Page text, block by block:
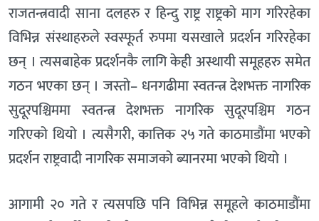
राजतन्त्रवादी साना दलहरु र हिन्दु राष्ट्र राष्ट्रको माग गरिरहेका
विभिन्न संस्थाहरुले स्वस्फूर्त रुपमा यसखाले प्रदर्शन गरिरहेका
छन् । त्यसबाहेक प्रदर्शनकै लागि केही अस्थायी समूहहरु समेत
गठन भएका छन् । जस्तो– धनगढीमा स्वतन्त्र देशभक्त नागरिक
सुदूरपश्चिममा स्वतन्त्र देशभक्त नागरिक सुदूरपश्चिम गठन
गरिएको थियो । त्यसैगरी, कात्तिक २५ गते काठमाडौंमा भएको
प्रदर्शन राष्ट्रवादी नागरिक समाजको ब्यानरमा भएको थियो ।
आगामी २० गते र त्यसपछि पनि विभिन्न समूहले काठमाडौंमा